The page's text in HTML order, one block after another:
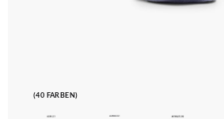
(40 FARBEN)